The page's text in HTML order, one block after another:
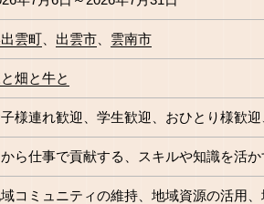
雲町 出雲市 雲南市
畑と牛と
様連れ歓迎 学生歓迎 おひとり様歓迎
ら仕事で貢献する スキルや知識を活か
コミュニティの維持 地域資源の活用